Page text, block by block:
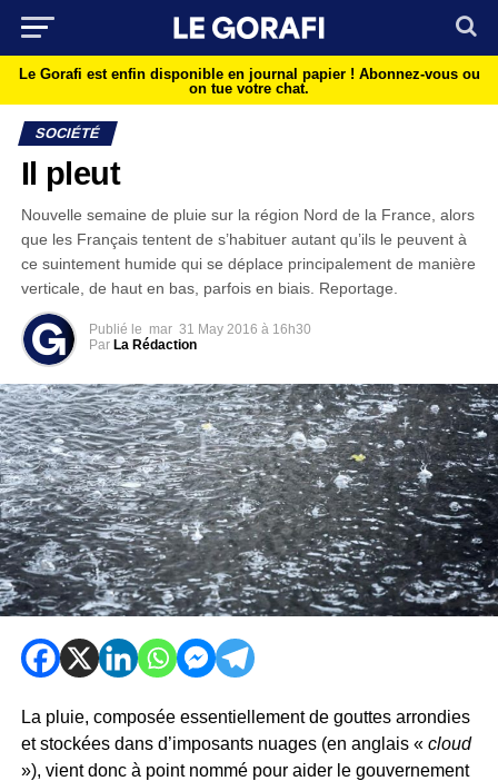
Le Gorafi est enfin disponible en journal papier ! Abonnez-vous ou
on tue votre chat.
SOCIÉTÉ
Il pleut
Nouvelle semaine de pluie sur la région Nord de la France, alors
que les Français tentent de s’habituer autant qu’ils le peuvent à
ce suintement humide qui se déplace principalement de manière
verticale, de haut en bas, parfois en biais. Reportage.
Publié le mar 31 May 2016 à 16h30
Par La Rédaction
La pluie, composée essentiellement de gouttes arrondies
et stockées dans d’imposants nuages (en anglais « cloud
»), vient donc à point nommé pour aider le gouvernement